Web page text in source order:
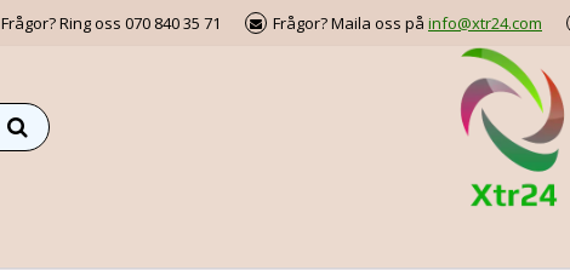
Frågor? Ring oss 070 840 35 71 Frågor? Maila oss på info@xtr24.com